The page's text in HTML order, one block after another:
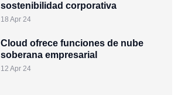
sostenibilidad corporativa
18 Apr 24
Cloud ofrece funciones de nube
soberana empresarial
12 Apr 24